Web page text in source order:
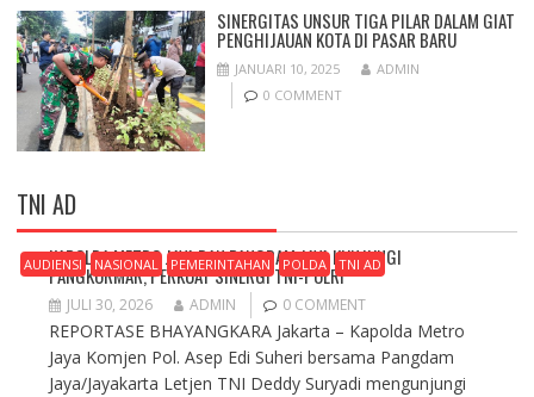
SINERGITAS UNSUR TIGA PILAR DALAM GIAT
PENGHIJAUAN KOTA DI PASAR BARU
JANUARI 10, 2025
ADMIN
0 COMMENT
TNI AD
AUDIENSI NASIONAL PEMERINTAHAN POLDA TNI AD
KAPOLDA METRO JAYA DAN PANGDAM JAYA KUNJUNGI
PANGKORMAR, PERKUAT SINERGI TNI-POLRI
JULI 30, 2026 ADMIN 0 COMMENT
REPORTASE BHAYANGKARA Jakarta – Kapolda Metro
Jaya Komjen Pol. Asep Edi Suheri bersama Pangdam
Jaya/Jayakarta Letjen TNI Deddy Suryadi mengunjungi